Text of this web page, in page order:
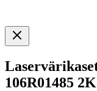
106R01485